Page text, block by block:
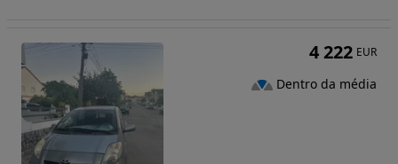
4 222 EUR
Dentro da média